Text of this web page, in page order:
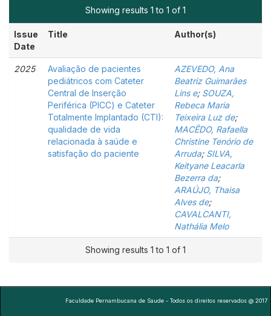
Showing results 1 to 1 of 1
Issue
Date
Title Author(s)
2025
Avaliação de pacientes
pediátricos com Cateter
Central de Inserção
Periférica (PICC) e Cateter
Totalmente Implantado (CTI):
qualidade de vida
relacionada à saúde e
satisfação do paciente
AZEVEDO, Ana
Beatriz Guimarães
Lins e; SOUZA,
Rebeca Maria
Teixeira Luz de;
MACÊDO, Rafaella
Christine Tenório de
Arruda; SILVA,
Keityane Leacarla
Bezerra da;
ARAÚJO, Thaisa
Alves de;
CAVALCANTI,
Nathália Melo
Showing results 1 to 1 of 1
Faculdade Pernambucana de Saude - Todos os direitos reservados @ 2017